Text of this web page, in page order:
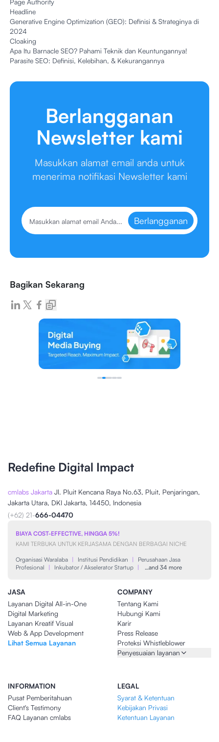
Page Authority
Headline
Generative Engine Optimization (GEO): Definisi & Strateginya di
2024
Cloaking
Apa Itu Barnacle SEO? Pahami Teknik dan Keuntungannya!
Parasite SEO: Definisi, Kelebihan, & Kekurangannya
Berlangganan
Newsletter kami
Masukkan alamat email anda untuk
menerima notifikasi Newsletter kami
Berlangganan
Bagikan Sekarang
Redefine Digital Impact
cmlabs Jakarta Jl. Pluit Kencana Raya No.63, Pluit, Penjaringan,
Jakarta Utara, DKI Jakarta, 14450, Indonesia
(+62) 21-666-04470
BIAYA COST-EFFECTIVE, HINGGA 5%!
KAMI TERBUKA UNTUK KERJASAMA DENGAN BERBAGAI NICHE
Organisasi Waralaba | Institusi Pendidikan |
Perusahaan Jasa
Profesional
| Inkubator / Akselerator Startup | …and 34 more
JASA
Layanan Digital All-in-One
Digital Marketing
Layanan Kreatif Visual
Web & App Development
Lihat Semua Layanan
COMPANY
Tentang Kami
Hubungi Kami
Karir
Press Release
Proteksi Whistleblower
Penyesuaian layanan
INFORMATION
Pusat Pemberitahuan
Client's Testimony
FAQ Layanan cmlabs
LEGAL
Syarat & Ketentuan
Kebijakan Privasi
Ketentuan Layanan